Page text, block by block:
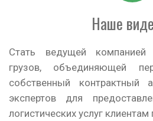
Наше
Стать ведущей компанией
грузов, объединяющей
собственный контрактный
экспертов для
логистических услуг